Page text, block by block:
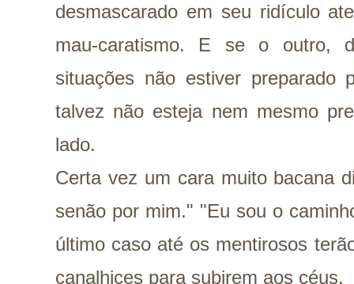
desmascarado em seu ridículo
mau-caratismo. E se o outro,
situações não estiver preparado
talvez não esteja nem mesmo
lado.
Certa vez um cara muito bacana
senão por mim." "Eu sou o
último caso até os mentirosos
canalhices para subirem aos céus.